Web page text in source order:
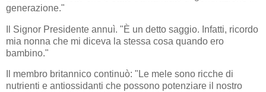
generazione."
Il Signor Presidente annuì. "È un detto saggio. Infatti, ricordo
mia nonna che mi diceva la stessa cosa quando ero
bambino."
Il membro britannico continuò: "Le mele sono ricche di
nutrienti e antiossidanti che possono potenziare il nostro